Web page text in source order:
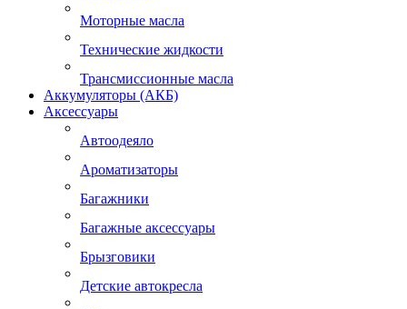
Моторные масла
Технические жидкости
Трансмиссионные масла
Аккумуляторы (АКБ)
Аксессуары
Автоодеяло
Ароматизаторы
Багажники
Багажные аксессуары
Брызговики
Детские автокресла